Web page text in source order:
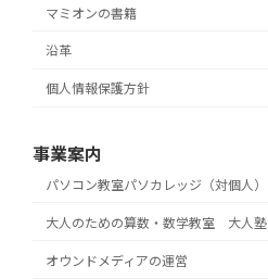
マミオンの書籍
沿革
個人情報保護方針
事業案内
パソコン教室パソカレッジ（対個人）
大人のための算数・数学教室 大人塾
オウンドメディアの運営